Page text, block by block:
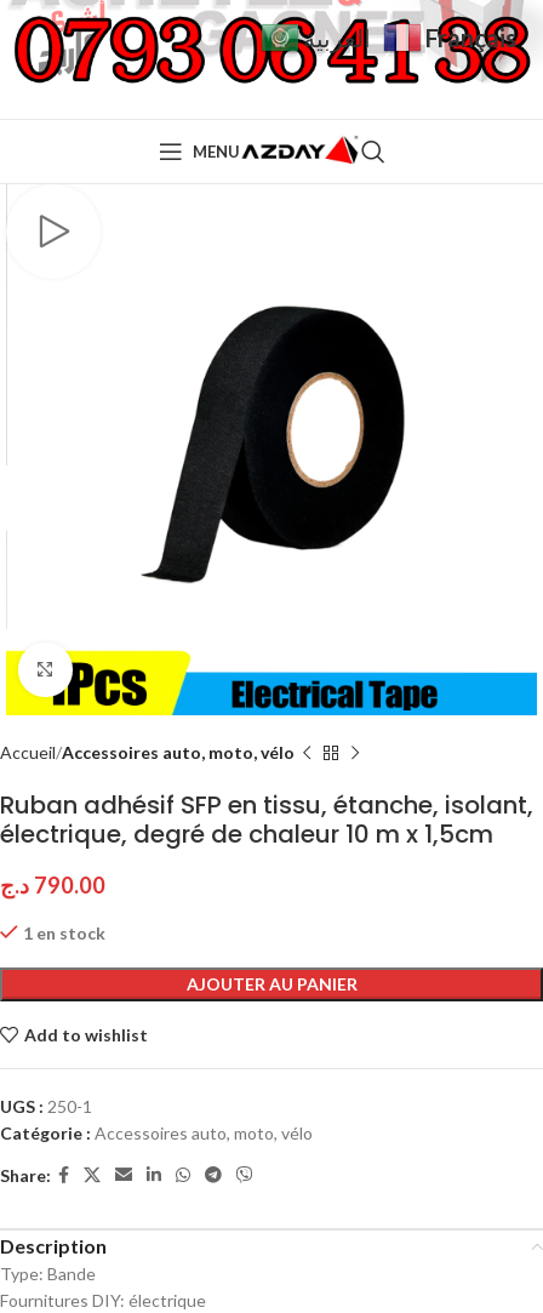
MENU
Click to enlarge
Accueil Accessoires auto, moto, vélo
Ruban adhésif SFP en tissu, étanche, isolant,
électrique, degré de chaleur 10 m x 1,5cm
790.00 د.ج
1 en stock
AJOUTER AU PANIER
Add to wishlist
UGS : 250-1
Catégorie : Accessoires auto, moto, vélo
Share:
Description
Type: Bande
Fournitures DIY: électrique
العربية Français